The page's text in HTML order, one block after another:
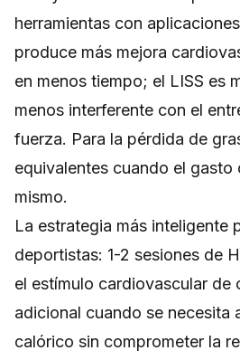
herramientas con
produce más mejora
en menos tiempo; el LISS es
menos interferente con el
fuerza. Para la pérdida de
equivalentes cuando el gasto
mismo.
La estrategia más inteligente
deportistas: 1-2 sesiones de
el estímulo cardiovascular de
adicional cuando se necesita
calórico sin comprometer la